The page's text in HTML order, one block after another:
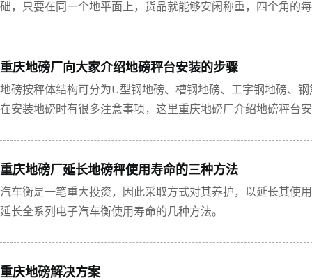
础，只要在同一个地平面上，货品就能够安闲称重，四个角的
重庆地磅厂向大家介绍地磅秤台安装的步骤
地磅按秤体结构可分为U型钢地磅、槽钢地磅、工字钢地磅、
在安装地磅时有很多注意事项，这里重庆地磅厂介绍地磅秤台
重庆地磅厂延长地磅秤使用寿命的三种方法
汽车衡是一笔重大投资，因此采取方式对其养护，以延长其使
延长全系列电子汽车衡使用寿命的几种方法。
重庆地磅解决方案